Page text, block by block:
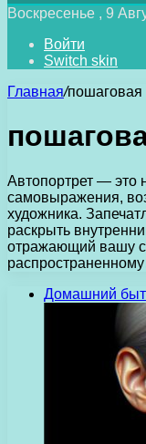
Воскресенье , 9
Войти
Switch skin
Главная/пошаговая
Автопортрет — это
самовыражения,
художника.
раскрыть
отражающий вашу
Домашний быт